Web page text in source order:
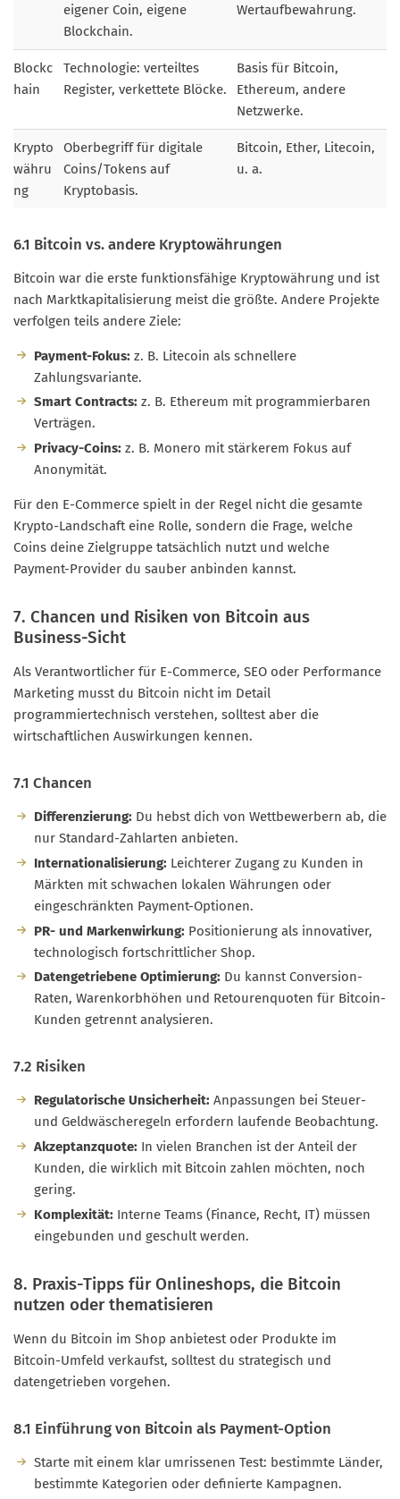
eigener Coin, eigene
Blockchain.
Wertaufbewahrung.
Blockc
hain
Technologie: verteiltes
Register, verkettete Blöcke.
Basis für Bitcoin,
Ethereum, andere
Netzwerke.
Krypto
währu
ng
Oberbegriff für digitale
Coins/Tokens auf
Kryptobasis.
Bitcoin, Ether, Litecoin,
u. a.
6.1 Bitcoin vs. andere Kryptowährungen
Bitcoin war die erste funktionsfähige Kryptowährung und ist
nach Marktkapitalisierung meist die größte. Andere Projekte
verfolgen teils andere Ziele:
Payment-Fokus: z. B. Litecoin als schnellere
Zahlungsvariante.
Smart Contracts: z. B. Ethereum mit programmierbaren
Verträgen.
Privacy-Coins: z. B. Monero mit stärkerem Fokus auf
Anonymität.
Für den E-Commerce spielt in der Regel nicht die gesamte
Krypto-Landschaft eine Rolle, sondern die Frage, welche
Coins deine Zielgruppe tatsächlich nutzt und welche
Payment-Provider du sauber anbinden kannst.
7. Chancen und Risiken von Bitcoin aus
Business-Sicht
Als Verantwortlicher für E-Commerce, SEO oder Performance
Marketing musst du Bitcoin nicht im Detail
programmiertechnisch verstehen, solltest aber die
wirtschaftlichen Auswirkungen kennen.
7.1 Chancen
Differenzierung: Du hebst dich von Wettbewerbern ab, die
nur Standard-Zahlarten anbieten.
Internationalisierung: Leichterer Zugang zu Kunden in
Märkten mit schwachen lokalen Währungen oder
eingeschränkten Payment-Optionen.
PR- und Markenwirkung: Positionierung als innovativer,
technologisch fortschrittlicher Shop.
Datengetriebene Optimierung: Du kannst Conversion-
Raten, Warenkorbhöhen und Retourenquoten für Bitcoin-
Kunden getrennt analysieren.
7.2 Risiken
Regulatorische Unsicherheit: Anpassungen bei Steuer-
und Geldwäscheregeln erfordern laufende Beobachtung.
Akzeptanzquote: In vielen Branchen ist der Anteil der
Kunden, die wirklich mit Bitcoin zahlen möchten, noch
gering.
Komplexität: Interne Teams (Finance, Recht, IT) müssen
eingebunden und geschult werden.
8. Praxis-Tipps für Onlineshops, die Bitcoin
nutzen oder thematisieren
Wenn du Bitcoin im Shop anbietest oder Produkte im
Bitcoin-Umfeld verkaufst, solltest du strategisch und
datengetrieben vorgehen.
8.1 Einführung von Bitcoin als Payment-Option
Starte mit einem klar umrissenen Test: bestimmte Länder,
bestimmte Kategorien oder definierte Kampagnen.